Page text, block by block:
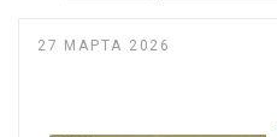
27 МАРТА 2026